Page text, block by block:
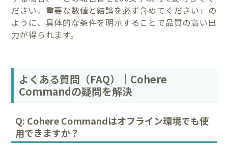
ださい。重要な数値と結論を必ず含めてください」の
ように、具体的な条件を明示することで品質の高い出
力が得られます。
よくある質問（FAQ）｜Cohere
Commandの疑問を解決
Q: Cohere Commandはオフライン環境でも使
用できますか？